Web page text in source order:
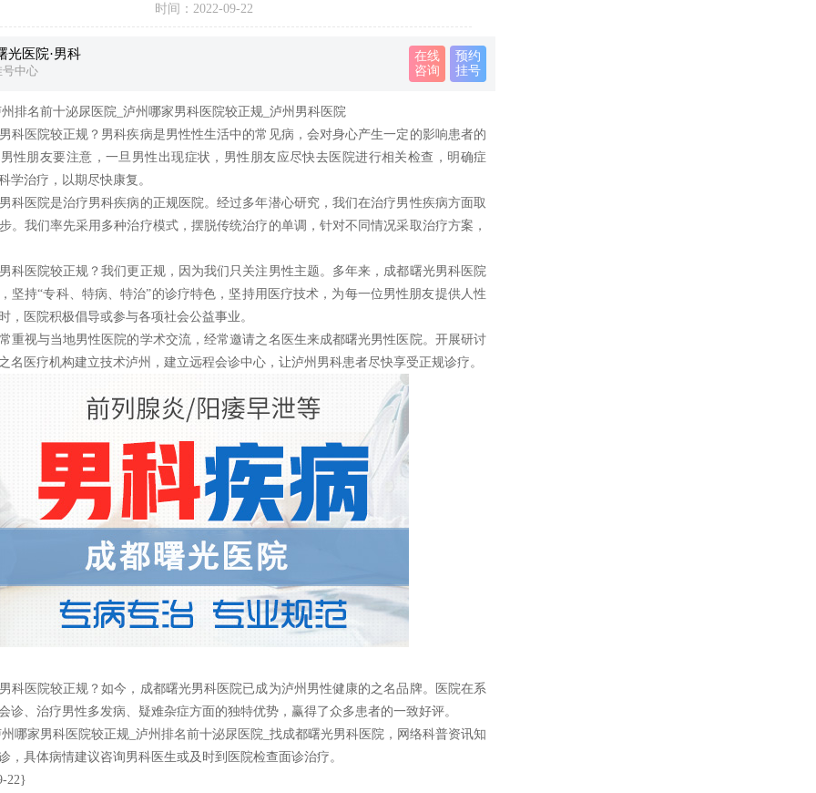
时间： 2022-09-22
光医院·男科
号中心
在线
咨询
预约
挂号
名前十泌尿医院_泸州哪家男科医院较正规_泸州男科医院
院较正规？男科疾病是男性性生活中的常见病，会对身心产生一定的影响患者的
性朋友要注意，一旦男性出现症状，男性朋友应尽快去医院进行相关检查，明确症
学治疗，以期尽快康复。
院是治疗男科疾病的正规医院。经过多年潜心研究，我们在治疗男性疾病方面取
。我们率先采用多种治疗模式，摆脱传统治疗的单调，针对不同情况采取治疗方案，
院较正规？我们更正规，因为我们只关注男性主题。多年来，成都曙光男科医院
坚持“专科、特病、特治”的诊疗特色，坚持用医疗技术，为每一位男性朋友提供人性
，医院积极倡导或参与各项社会公益事业。
与当地男性医院的学术交流，经常邀请之名医生来成都曙光男性医院。开展研讨
名医疗机构建立技术泸州，建立远程会诊中心，让泸州男科患者尽快享受正规诊疗。
院较正规？如今，成都曙光男科医院已成为泸州男性健康的之名品牌。医院在系
诊、治疗男性多发病、疑难杂症方面的独特优势，赢得了众多患者的一致好评。
家男科医院较正规_泸州排名前十泌尿医院_找成都曙光男科医院，网络科普资讯知
，具体病情建议咨询男科医生或及时到医院检查面诊治疗。
22}